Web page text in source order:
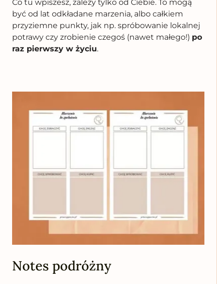
Co tu wpiszesz, zależy tylko od Ciebie. To mogą
być od lat odkładane marzenia, albo całkiem
przyziemne punkty, jak np. spróbowanie lokalnej
potrawy czy zrobienie czegoś (nawet małego!) po
raz pierwszy w życiu.
Notes podróżny